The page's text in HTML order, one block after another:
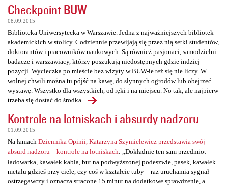
Checkpoint BUW
08.09.2015
Biblioteka Uniwersytecka w Warszawie. Jedna z najważniejszych bibliotek
akademickich w stolicy. Codziennie przewijają się przez nią setki studentów,
doktorantów i pracowników naukowych. Są również pasjonaci, samodzielni
badacze i warszawiacy, którzy poszukują niedostępnych gdzie indziej
pozycji. Wycieczka po mieście bez wizyty w BUW-ie też się nie liczy. W
wolnej chwili można tu pójść na kawę, do słynnych ogrodów lub obejrzeć
wystawę. Wszystko dla wszystkich, od ręki i na miejscu. No tak, ale najpierw
trzeba się dostać do środka.
Kontrole na lotniskach i absurdy nadzoru
01.09.2015
Na łamach Dziennika Opinii, Katarzyna Szymielewicz przedstawia swój
absurd nadzoru – kontrole na lotniskach: „Dokładnie ten sam przedmiot –
ładowarka, kawałek kabla, but na podwyższonej podeszwie, pasek, kawałek
metalu gdzieś przy ciele, czy coś w kształcie tuby – raz uruchamia sygnał
ostrzegawczy i oznacza stracone 15 minut na dodatkowe sprawdzenie, a